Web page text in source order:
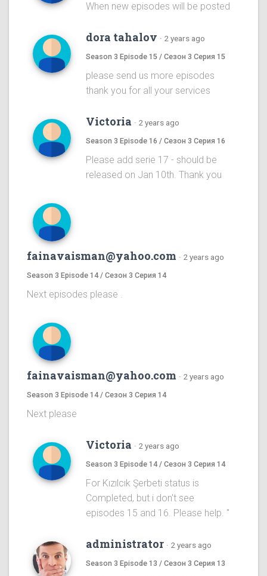
When new episodes will be posted
dora tahalov · 2 years ago
Season 3 Episode 15 / Сезон 3 Серия 15
please send us more episodes
thank you for all your services
Victoria · 2 years ago
Season 3 Episode 16 / Сезон 3 Серия 16
Please add serie 17 - should be
released on Jan 10th. Thank you
fainavaisman@yahoo.com · 2 years ago
Season 3 Episode 14 / Сезон 3 Серия 14
Next episodes please .
fainavaisman@yahoo.com · 2 years ago
Season 3 Episode 14 / Сезон 3 Серия 14
Next please
Victoria · 2 years ago
Season 3 Episode 14 / Сезон 3 Серия 14
For Kızılcık Şerbeti status is
Completed, but i don't see
episodes 15 and 16. Please help. "
administrator · 2 years ago
Season 3 Episode 13 / Сезон 3 Серия 13